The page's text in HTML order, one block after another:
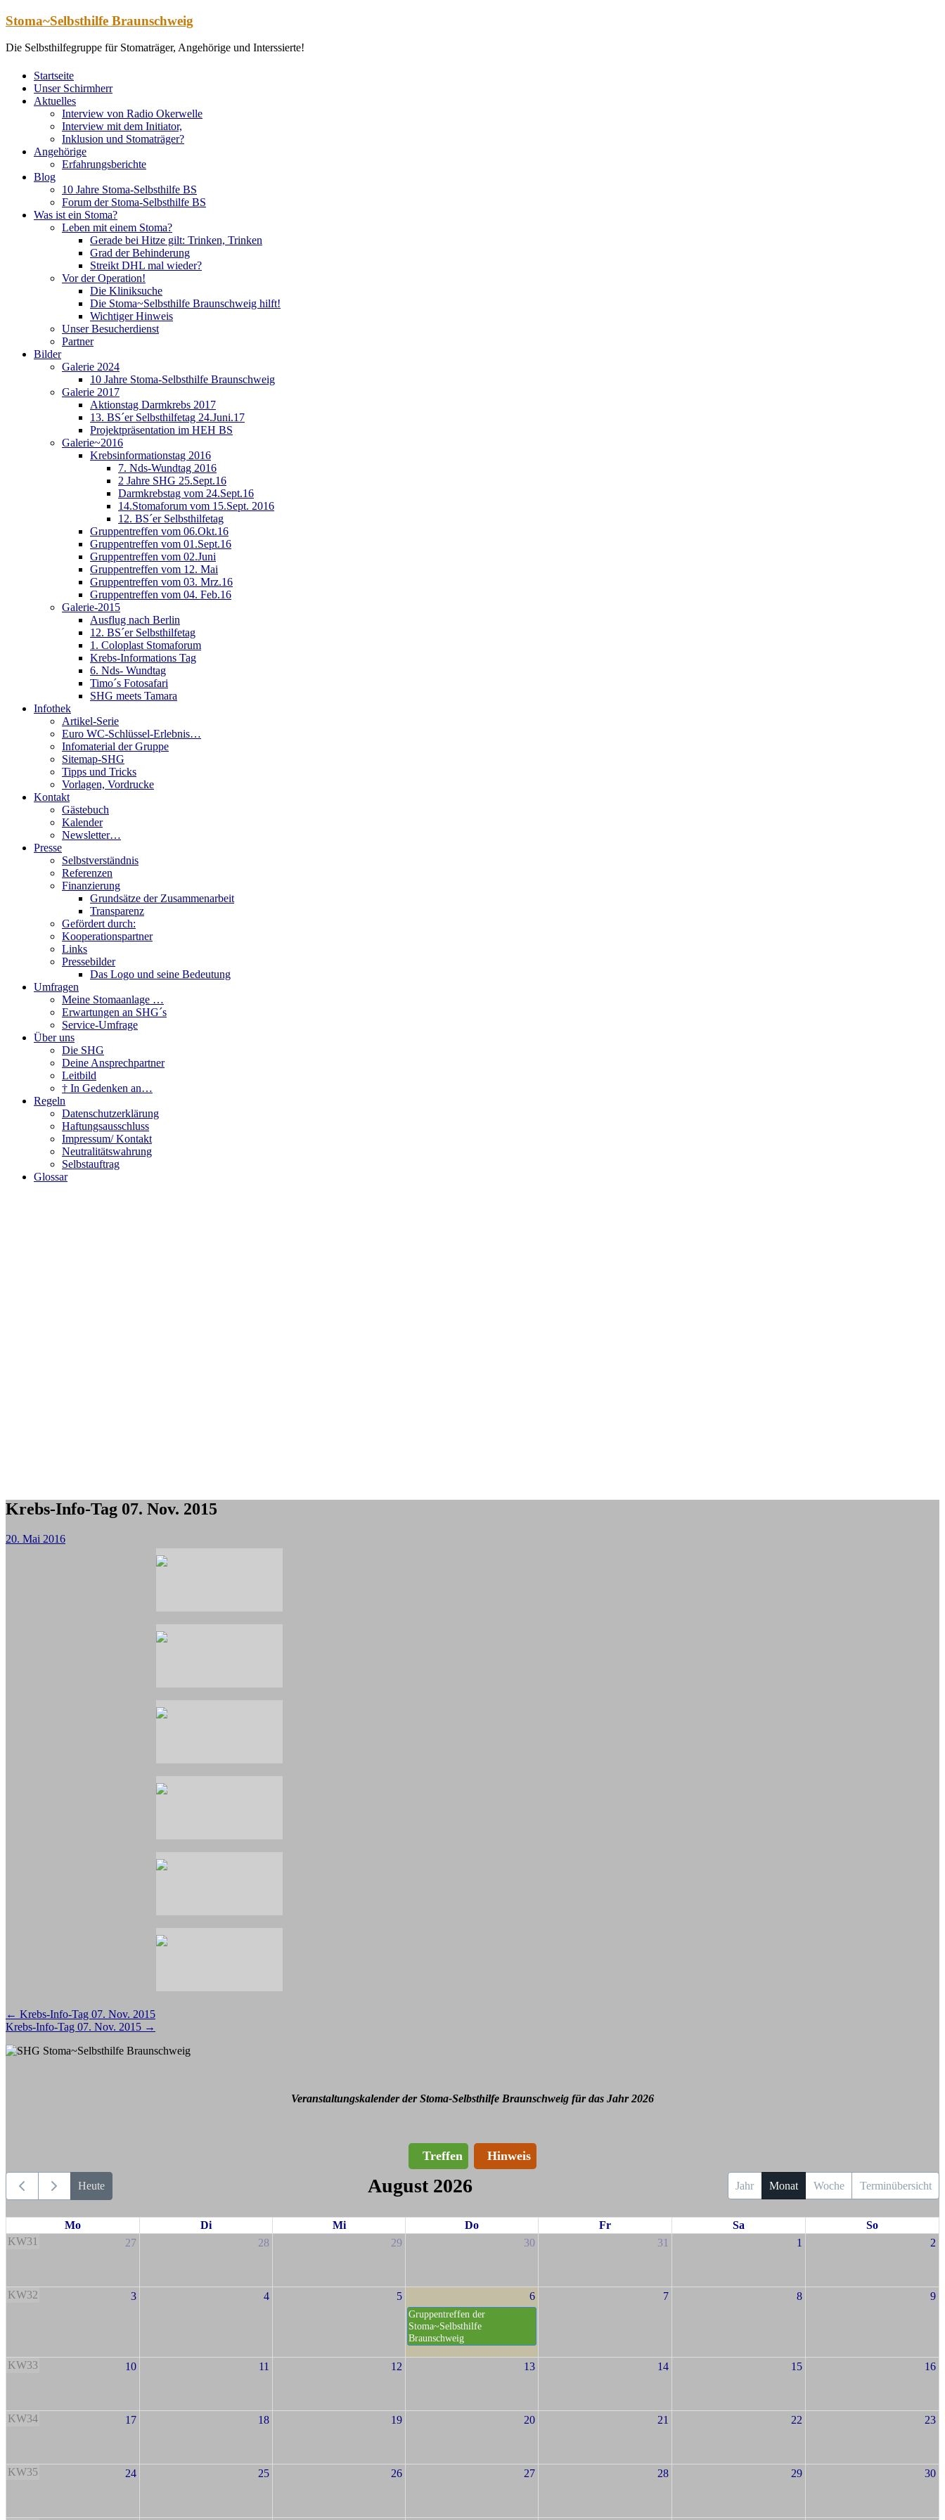
Zum
springen
Stoma~Selbsthilfe Braunschweig
Die Selbsthilfegruppe für Stomaträger, Angehörige und Interssierte!
Startseite
Unser Schirmherr
Aktuelles
Interview von Radio Okerwelle
Interview mit dem Initiator,
Inklusion und Stomaträger?
Angehörige
Erfahrungsberichte
Blog
10 Jahre Stoma-Selbsthilfe BS
Forum der Stoma-Selbsthilfe BS
Was ist ein Stoma?
Leben mit einem Stoma?
Gerade bei Hitze gilt: Trinken, Trinken
Grad der Behinderung
Streikt DHL mal wieder?
Vor der Operation!
Die Kliniksuche
Die Stoma~Selbsthilfe Braunschweig hilft!
Wichtiger Hinweis
Unser Besucherdienst
Partner
Bilder
Galerie 2024
10 Jahre Stoma-Selbsthilfe Braunschweig
Galerie 2017
Aktionstag Darmkrebs 2017
13. BS´er Selbsthilfetag 24.Juni.17
Projektpräsentation im HEH BS
Galerie~2016
Krebsinformationstag 2016
7. Nds-Wundtag 2016
2 Jahre SHG 25.Sept.16
Darmkrebstag vom 24.Sept.16
14.Stomaforum vom 15.Sept. 2016
12. BS´er Selbsthilfetag
Gruppentreffen vom 06.Okt.16
Gruppentreffen vom 01.Sept.16
Gruppentreffen vom 02.Juni
Gruppentreffen vom 12. Mai
Gruppentreffen vom 03. Mrz.16
Gruppentreffen vom 04. Feb.16
Galerie-2015
Ausflug nach Berlin
12. BS´er Selbsthilfetag
1. Coloplast Stomaforum
Krebs-Informations Tag
6. Nds- Wundtag
Timo´s Fotosafari
SHG meets Tamara
Infothek
Artikel-Serie
Euro WC-Schlüssel-Erlebnis…
Infomaterial der Gruppe
Sitemap-SHG
Tipps und Tricks
Vorlagen, Vordrucke
Kontakt
Gästebuch
Kalender
Newsletter…
Presse
Selbstverständnis
Referenzen
Finanzierung
Grundsätze der Zusammenarbeit
Transparenz
Gefördert durch:
Kooperationspartner
Links
Pressebilder
Das Logo und seine Bedeutung
Umfragen
Meine Stomaanlage …
Erwartungen an SHG´s
Service-Umfrage
Über uns
Die SHG
Deine Ansprechpartner
Leitbild
† In Gedenken an…
Regeln
Datenschutzerklärung
Haftungsausschluss
Impressum/ Kontakt
Neutralitätswahrung
Selbstauftrag
Glossar
Krebs-Info-Tag 07. Nov. 2015
20. Mai 2016
Beitragsnavigation
← Krebs-Info-Tag 07. Nov. 2015
Krebs-Info-Tag 07. Nov. 2015 →
Veranstaltungskalender der Stoma-Selbsthilfe Braunschweig für das Jahr 2026
Treffen Hinweis
Heute August 2026 Jahr Monat Woche Terminübersicht
Mo Di Mi Do Fr Sa
So
KW31
27 28 29 30 31 1 2
KW32 3 4 5 6
Gruppentreffen der
Stoma~Selbsthilfe
Braunschweig
7 8 9
KW33 10 11 12 13 14 15 16
KW34 17 18 19 20 21 22 23
KW35 24 25 26 27 28 29 30